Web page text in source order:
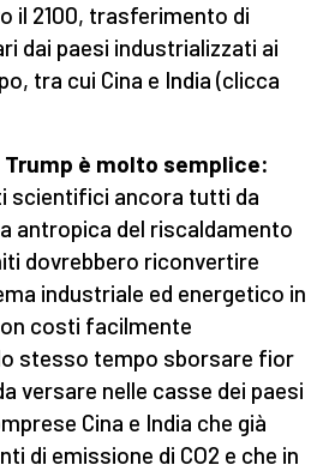
il 2100, trasferimento di
dai paesi industrializzati ai
tra cui Cina e India (clicca
è molto semplice:
scientifici ancora tutti da
antropica del riscaldamento
dovrebbero riconvertire
industriale ed energetico in
costi facilmente
stesso tempo sborsare fior
versare nelle casse dei paesi
Cina e India che già
di emissione di CO2 e che in